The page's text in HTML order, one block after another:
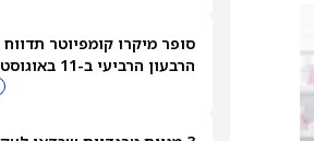
סופר מיקרו קומפיוטר
הרבעון הרביעי